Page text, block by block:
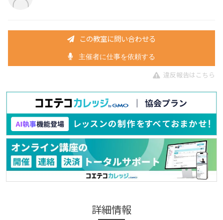
この教室に問い合わせる
主催者に仕事を依頼する
違反報告はこちら
詳細情報